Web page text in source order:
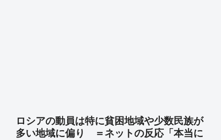
ロシアの動員は特に貧困地域や少数民族が
多い地域に偏り ＝ネットの反応「本当に